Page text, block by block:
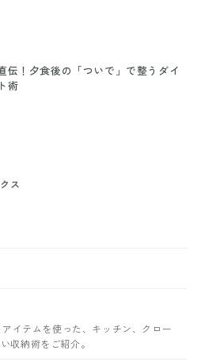
伝！夕食後の「ついで」で整うダイ
術
ス
イテムを使った、キッチン、クロー
収納術をご紹介。